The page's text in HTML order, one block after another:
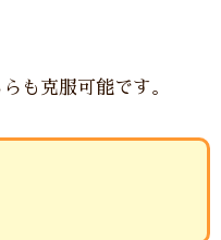
も克服可能です。